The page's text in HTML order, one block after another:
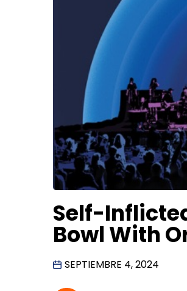
Self-
Bowl With
SEPTIEMBRE 4, 2024